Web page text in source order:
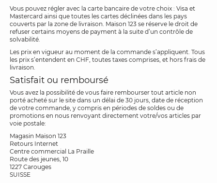
Vous pouvez régler avec la carte bancaire de votre choix : Visa et
Mastercard ainsi que toutes les cartes déclinées dans les pays
couverts par la zone de livraison. Maison 123 se réserve le droit de
refuser certains moyens de payment à la suite d’un contrôle de
solvabilité.
Les prix en vigueur au moment de la commande s’appliquent. Tous
les prix s’entendent en CHF, toutes taxes comprises, et hors frais de
livraison.
Satisfait ou remboursé
Vous avez la possibilité de vous faire rembourser tout article non
porté acheté sur le site dans un délai de 30 jours, date de réception
de votre commande, y compris en périodes de soldes ou de
promotions en nous renvoyant directement votre/vos articles par
voie postale:
Magasin Maison 123
Retours Internet
Centre commercial La Praille
Route des jeunes, 10
1227 Carouges
SUISSE